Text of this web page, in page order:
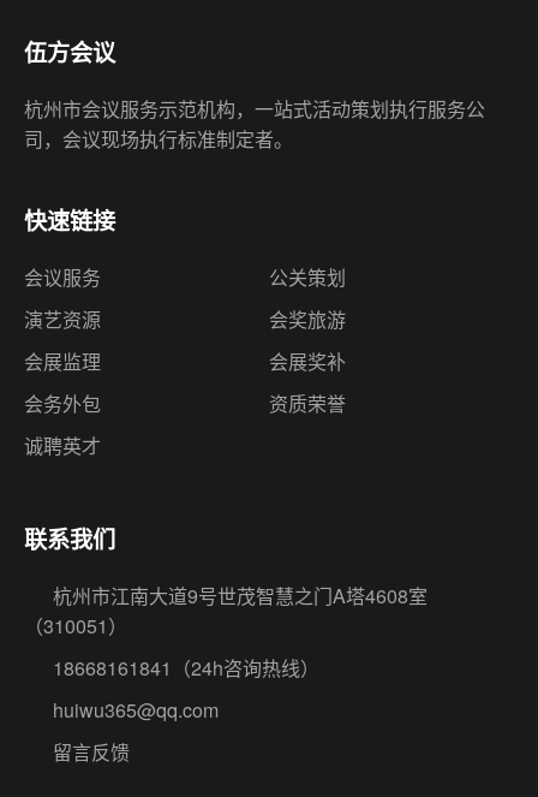
伍方会议
杭州市会议服务示范机构，一站式活动策划执行服务公
司，会议现场执行标准制定者。
快速链接
会议服务
公关策划
演艺资源
会奖旅游
会展监理
会展奖补
会务外包
资质荣誉
诚聘英才
联系我们
杭州市江南大道9号世茂智慧之门A塔4608室
（310051）
18668161841
（24h咨询热线）
huiwu365@qq.com
留言反馈